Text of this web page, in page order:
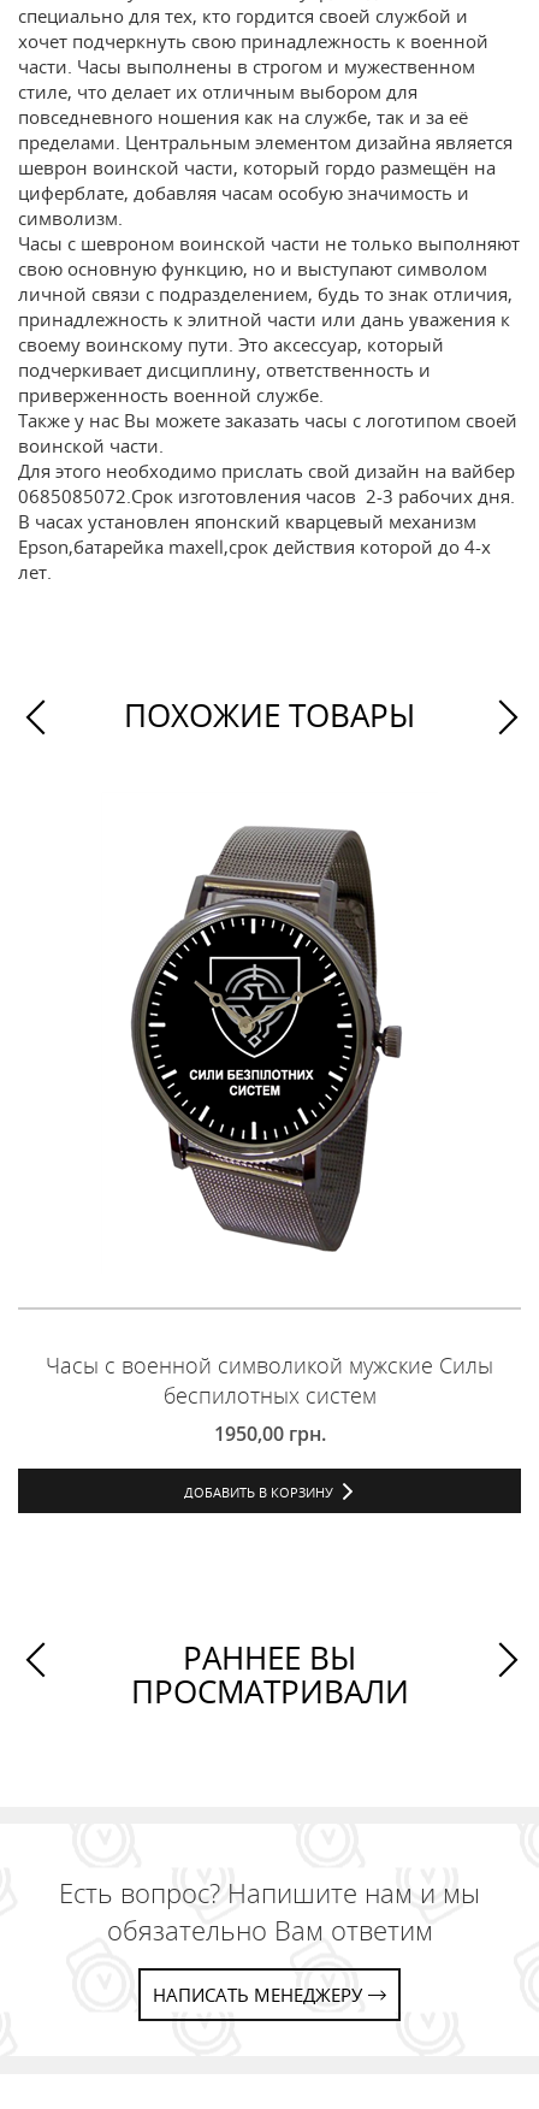
специально для тех, кто гордится своей службой и
хочет подчеркнуть свою принадлежность к военной
части. Часы выполнены в строгом и мужественном
стиле, что делает их отличным выбором для
повседневного ношения как на службе, так и за её
пределами. Центральным элементом дизайна является
шеврон воинской части, который гордо размещён на
циферблате, добавляя часам особую значимость и
символизм.
Часы с шевроном воинской части не только выполняют
свою основную функцию, но и выступают символом
личной связи с подразделением, будь то знак отличия,
принадлежность к элитной части или дань уважения к
своему воинскому пути. Это аксессуар, который
подчеркивает дисциплину, ответственность и
приверженность военной службе.
Также у нас Вы можете заказать часы с логотипом своей
воинской части.
Для этого необходимо прислать свой дизайн на вайбер
0685085072.Срок изготовления часов 2-3 рабочих дня.
В часах установлен японский кварцевый механизм
Epson,батарейка maxell,срок действия которой до 4-х
лет.
ПОХОЖИЕ ТОВАРЫ
Часы с военной символикой мужские Силы
беспилотных систем
1950,00 грн.
ДОБАВИТЬ В КОРЗИНУ
РАННЕЕ ВЫ
ПРОСМАТРИВАЛИ
Есть вопрос? Напишите нам и мы
обязательно Вам ответим
НАПИСАТЬ МЕНЕДЖЕРУ